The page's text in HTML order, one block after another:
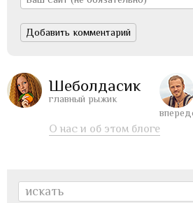
Шеболдасик
главный рыжик
О нас и об этом блоге